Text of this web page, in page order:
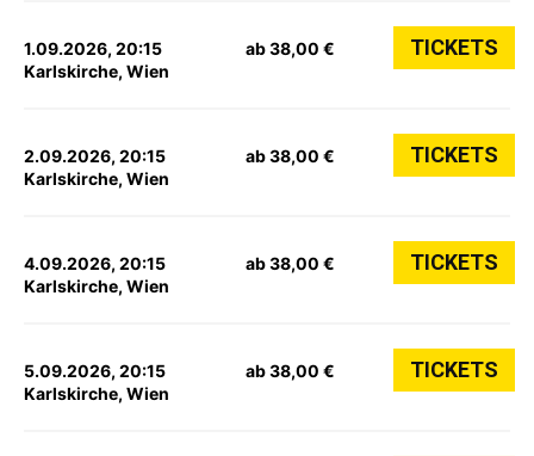
1.09.2026, 20:15
Karlskirche, Wien
ab 38,00 € TICKETS
2.09.2026, 20:15
Karlskirche, Wien
ab 38,00 € TICKETS
4.09.2026, 20:15
Karlskirche, Wien
ab 38,00 € TICKETS
5.09.2026, 20:15
Karlskirche, Wien
ab 38,00 € TICKETS